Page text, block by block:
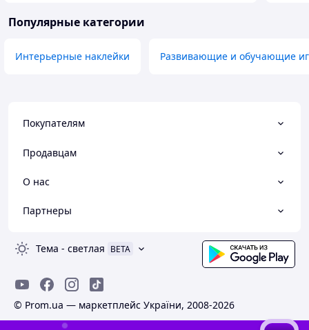
Популярные категории
Интерьерные наклейки Развивающие и обучающие
Покупателям
Продавцам
О нас
Партнеры
Тема - светлая BETA
© Prom.ua — маркетплейс України, 2008-2026